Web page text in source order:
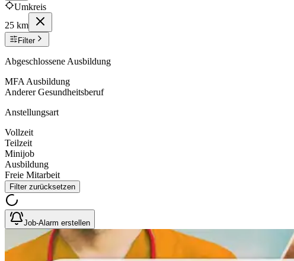
Umkreis
25 km
Filter
Abgeschlossene Ausbildung
MFA Ausbildung
Anderer Gesundheitsberuf
Anstellungsart
Vollzeit
Teilzeit
Minijob
Ausbildung
Freie Mitarbeit
Filter zurücksetzen
Job-Alarm erstellen